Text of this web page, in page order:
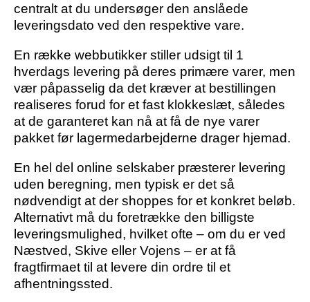
centralt at du undersøger den anslåede
leveringsdato ved den respektive vare.
En række webbutikker stiller udsigt til 1
hverdags levering på deres primære varer, men
vær påpasselig da det kræver at bestillingen
realiseres forud for et fast klokkeslæt, således
at de garanteret kan nå at få de nye varer
pakket før lagermedarbejderne drager hjemad.
En hel del online selskaber præsterer levering
uden beregning, men typisk er det så
nødvendigt at der shoppes for et konkret beløb.
Alternativt må du foretrække den billigste
leveringsmulighed, hvilket ofte – om du er ved
Næstved, Skive eller Vojens – er at få
fragtfirmaet til at levere din ordre til et
afhentningssted.